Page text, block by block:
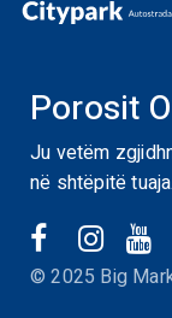
Porosit
Ju vetëm
në shtëpitë tuaja.
© 2025 Big